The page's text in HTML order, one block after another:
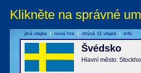
Klikněte na správné
Švédsko
Hlavní město:
jiná vlajka | nová hra | zbývá 11 vlajek | info